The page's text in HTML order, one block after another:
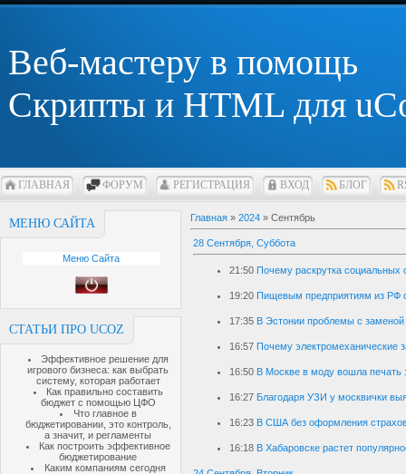
Веб-мастеру в помощь
Скрипты и HTML для
ГЛАВНАЯ ФОРУМ РЕГИСТРАЦИЯ ВХОД БЛОГ
МЕНЮ САЙТА
Меню Сайта
СТАТЬИ ПРО UCOZ
Эффективное решение для
игрового бизнеса: как выбрать
систему, которая работает
Как правильно составить
бюджет с помощью ЦФО
Что главное в
бюджетировании, это контроль,
а значит, и регламенты
Как построить эффективное
бюджетирование
Каким компаниям сегодня
Главная » 2024 » Сентябрь
28 Сентября, Суббота
21:50 Почему раскрутка социальных
19:20 Пищевым предприятиям из РФ
17:35 В Эстонии проблемы с заменой
16:57 Почему электромеханические
16:50 В Москве в моду вошла печать
16:27 Благодаря УЗИ у москвички
16:23 В США без оформления
16:18 В Хабаровске растет